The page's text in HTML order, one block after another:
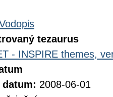
tezaurus
- INSPIRE themes,
datum: 2008-06-01